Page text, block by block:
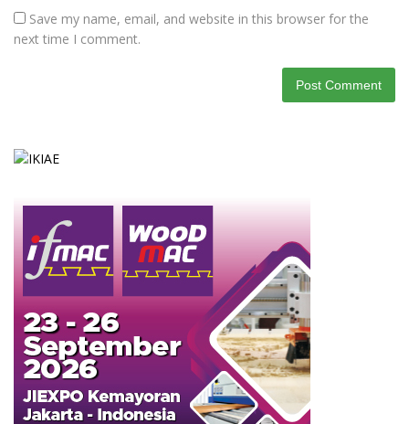
Save my name, email, and website in this browser for the
next time I comment.